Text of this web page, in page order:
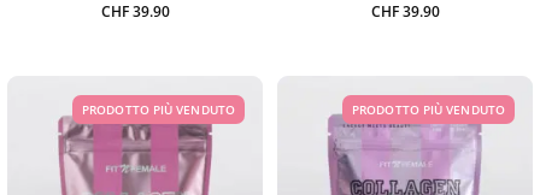
CHF39.90
CHF39.90
PRODOTTO PIÙ VENDUTO PRODOTTO PIÙ VENDUTO